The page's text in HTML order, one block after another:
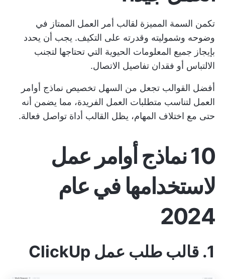
تكمن السمة المميزة لقالب أمر العمل الممتاز في
وضوحه وشموليته وقدرته على التكيف. يجب أن يحدد
بإيجاز جميع المعلومات الحيوية التي تحتاجها لتجنب
الالتباس أو فقدان تفاصيل الاتصال.
أفضل القوالب تجعل من السهل تخصيص نماذج أوامر
العمل لتناسب متطلبات العمل الفريدة، مما يضمن أنه
حتى مع اختلاف المهام، يظل القالب أداة تواصل فعالة.
10 نماذج أوامر عمل
لاستخدامها في عام
2024
1. قالب طلب عمل ClickUp